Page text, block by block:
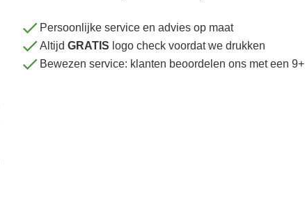
Persoonlijke service en advies op maat
Altijd GRATIS logo check voordat we drukken
Bewezen service: klanten beoordelen ons met een 9+